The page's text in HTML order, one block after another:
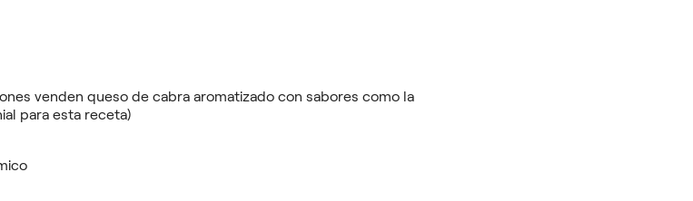
venden queso de cabra aromatizado con sabores como la
para esta receta)